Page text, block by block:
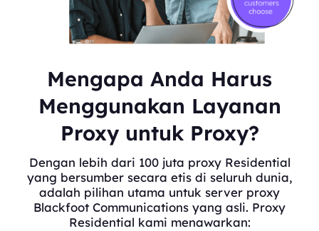
Mengapa Anda Harus
Menggunakan Layanan
Proxy untuk Proxy?
Dengan lebih dari 100 juta proxy Residential
yang bersumber secara etis di seluruh dunia,
adalah pilihan utama untuk server proxy
Blackfoot Communications yang asli. Proxy
Residential kami menawarkan: